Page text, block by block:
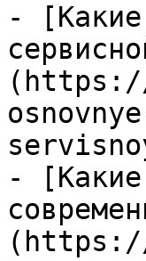
- [Какие
- [Какие